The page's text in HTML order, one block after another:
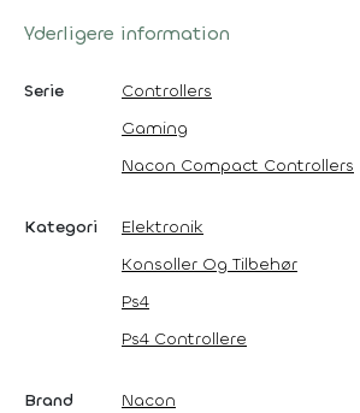
Yderligere information
Serie
Controllers
Gaming
Nacon Compact Controllers
Kategori
Elektronik
Konsoller Og Tilbehør
Ps4
Ps4 Controllere
Brand Nacon